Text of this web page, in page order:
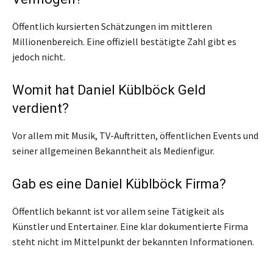
Öffentlich kursierten Schätzungen im mittleren
Millionenbereich. Eine offiziell bestätigte Zahl gibt es
jedoch nicht.
Womit hat Daniel Küblböck Geld
verdient?
Vor allem mit Musik, TV-Auftritten, öffentlichen Events und
seiner allgemeinen Bekanntheit als Medienfigur.
Gab es eine Daniel Küblböck Firma?
Öffentlich bekannt ist vor allem seine Tätigkeit als
Künstler und Entertainer. Eine klar dokumentierte Firma
steht nicht im Mittelpunkt der bekannten Informationen.